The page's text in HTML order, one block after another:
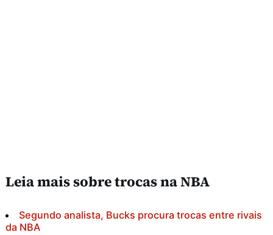
Leia mais sobre trocas na NBA
Segundo analista, Bucks procura trocas entre rivais
da NBA